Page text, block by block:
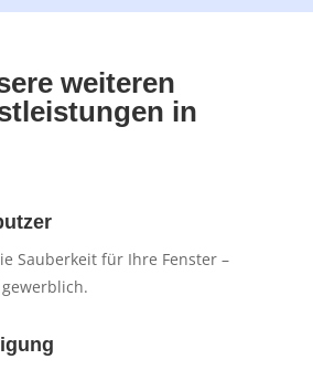
weiteren
in
Sauberkeit für Ihre Fenster –